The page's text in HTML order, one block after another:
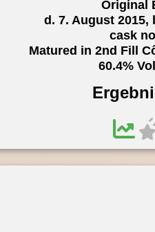
Original
d. 7. August 2015,
cask
Matured in 2nd Fill
60.4%